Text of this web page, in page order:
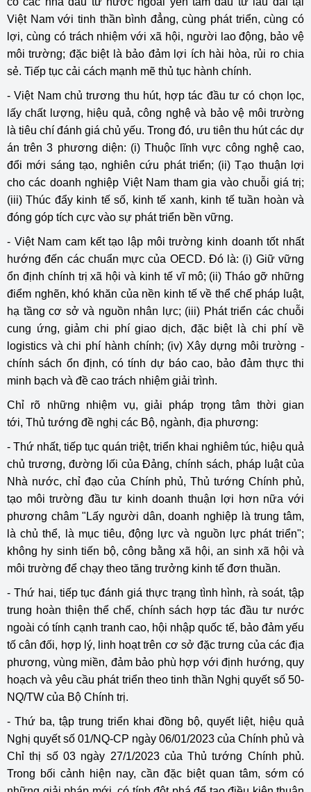
Việt Nam với tinh thần bình đẳng, cùng phát triển, cùng có
lợi, cùng có trách nhiệm với xã hội, người lao động, bảo vệ
môi trường; đặc biệt là bảo đảm lợi ích hài hòa, rủi ro chia
sẻ. Tiếp tục cải cách mạnh mẽ thủ tục hành chính.
- Việt Nam chủ trương thu hút, hợp tác đầu tư có chọn lọc,
lấy chất lượng, hiệu quả, công nghệ và bảo vệ môi trường
là tiêu chí đánh giá chủ yếu. Trong đó, ưu tiên thu hút các dự
án trên 3 phương diện: (i) Thuộc lĩnh vực công nghệ cao,
đổi mới sáng tạo, nghiên cứu phát triển; (ii) Tạo thuận lợi
cho các doanh nghiệp Việt Nam tham gia vào chuỗi giá trị;
(iii) Thúc đẩy kinh tế số, kinh tế xanh, kinh tế tuần hoàn và
đóng góp tích cực vào sự phát triển bền vững.
- Việt Nam cam kết tạo lập môi trường kinh doanh tốt nhất
hướng đến các chuẩn mực của OECD. Đó là: (i) Giữ vững
ổn định chính trị xã hội và kinh tế vĩ mô; (ii) Tháo gỡ những
điểm nghẽn, khó khăn của nền kinh tế về thể chế pháp luật,
hạ tầng cơ sở và nguồn nhân lực; (iii) Phát triển các chuỗi
cung ứng, giảm chi phí giao dịch, đặc biệt là chi phí về
logistics và chi phí hành chính; (iv) Xây dựng môi trường -
chính sách ổn định, có tính dự báo cao, bảo đảm thực thi
minh bạch và đề cao trách nhiệm giải trình.
Chỉ rõ những nhiệm vụ, giải pháp trọng tâm thời gian
tới, Thủ tướng đề nghị các Bộ, ngành, địa phương:
- Thứ nhất, tiếp tục quán triệt, triển khai nghiêm túc, hiệu quả
chủ trương, đường lối của Đảng, chính sách, pháp luật của
Nhà nước, chỉ đạo của Chính phủ, Thủ tướng Chính phủ,
tạo môi trường đầu tư kinh doanh thuận lợi hơn nữa với
phương châm "Lấy người dân, doanh nghiệp là trung tâm,
là chủ thể, là mục tiêu, động lực và nguồn lực phát triển";
không hy sinh tiến bộ, công bằng xã hội, an sinh xã hội và
môi trường để chạy theo tăng trưởng kinh tế đơn thuần.
- Thứ hai, tiếp tục đánh giá thực trạng tình hình, rà soát, tập
trung hoàn thiện thể chế, chính sách hợp tác đầu tư nước
ngoài có tính cạnh tranh cao, hội nhập quốc tế, bảo đảm yếu
tố cân đối, hợp lý, linh hoạt trên cơ sở đặc trưng của các địa
phương, vùng miền, đảm bảo phù hợp với định hướng, quy
hoạch và yêu cầu phát triển theo tinh thần Nghị quyết số 50-
NQ/TW của Bộ Chính trị.
- Thứ ba, tập trung triển khai đồng bộ, quyết liệt, hiệu quả
Nghị quyết số 01/NQ-CP ngày 06/01/2023 của Chính phủ và
Chỉ thị số 03 ngày 27/1/2023 của Thủ tướng Chính phủ.
Trong bối cảnh hiện nay, cần đặc biệt quan tâm, sớm có